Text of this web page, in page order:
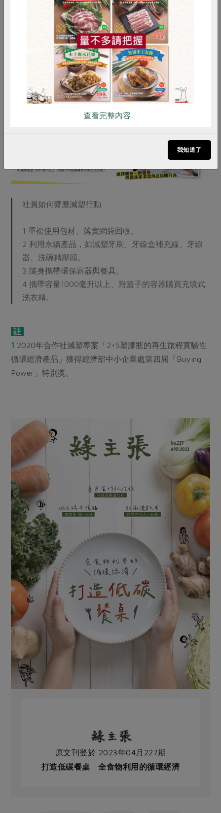
有在家囤積空罐的壓迫感，而且換算下來的價格比瓶裝更
划算，高生物分解度的植物性油脂製成的界面活性劑，在
成分上也讓人很放心。還有社員許願未來洗碗精也能使用
充填機，在愛地球之餘還能省下一筆錢。
社員如何響應減塑行動
1 重複使用包材、落實網袋回收。
2 利用永續產品，如減塑牙刷、牙線盒補充線、牙線
器、洗碗精壓頭。
3 隨身攜帶環保容器與餐具。
4 攜帶容量1000毫升以上、附蓋子的容器購買充填式
洗衣精。
註
1 2020年合作社減塑專案「2+5塑膠瓶的再生旅程實驗性
循環經濟產品」獲得經濟部中小企業處第四屆「Buying
Power」特別獎。
原文刊登於 2023年04月227期
打造低碳餐桌 全食物利用的循環經濟
RPET 食譜 減硝酸鹽
雞蛋 食安 共同購買
查看完整內容..
我知道了